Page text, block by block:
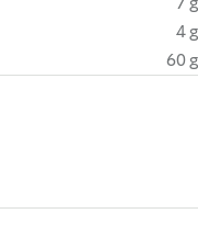
4 g
60 g